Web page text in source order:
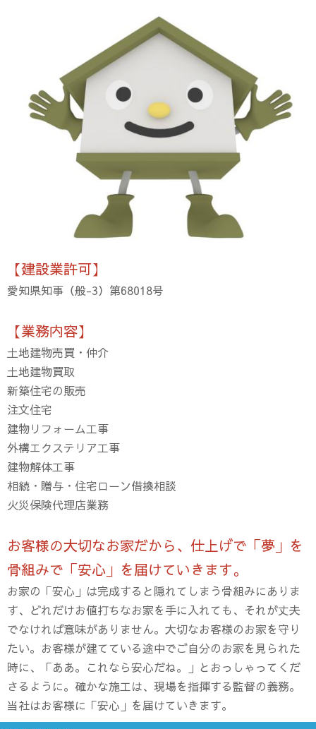
【建設業許可】
愛知県知事（般-3）第68018号
【業務内容】
土地建物売買・仲介
土地建物買取
新築住宅の販売
注文住宅
建物リフォーム工事
外構エクステリア工事
建物解体工事
相続・贈与・住宅ローン借換相談
火災保険代理店業務
お客様の大切なお家だから、仕上げで「夢」を
骨組みで「安心」を届けていきます。
お家の「安心」は完成すると隠れてしまう骨組みにありま
す、どれだけお値打ちなお家を手に入れても、それが丈夫
でなければ意味がありません。大切なお客様のお家を守り
たい。お客様が建てている途中でご自分のお家を見られた
時に、「ああ。これなら安心だね。」とおっしゃってくだ
さるように。確かな施工は、現場を指揮する監督の義務。
当社はお客様に「安心」を届けていきます。